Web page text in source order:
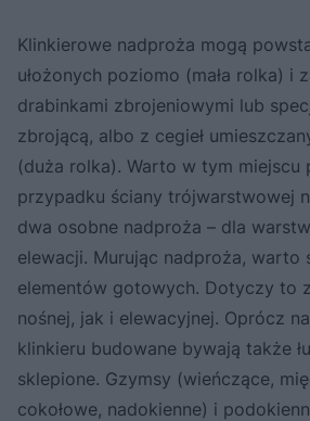
Klinkierowe nadproża mogą
ułożonych poziomo (mała rolka) i
drabinkami zbrojeniowymi lub
zbrojącą, albo z cegieł
(duża rolka). Warto w tym miejscu
przypadku ściany trójwarstwowej
dwa osobne nadproża – dla
elewacji. Murując nadproża, warto
elementów gotowych. Dotyczy to
nośnej, jak i elewacyjnej. Oprócz
klinkieru budowane bywają także
sklepione. Gzymsy (wieńczące,
cokołowe, nadokienne) i